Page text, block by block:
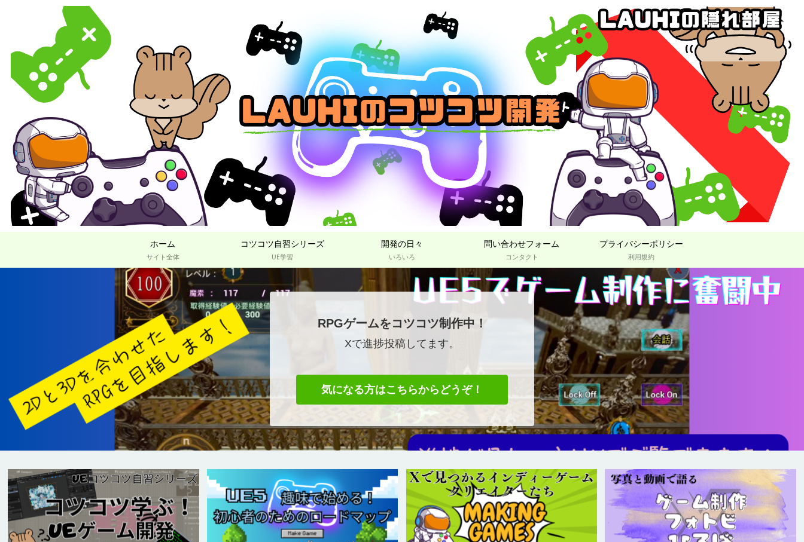
ホーム
サイト全体
コツコツ自習シリーズ
UE学習
開発の日々
いろいろ
問い合わせフォーム
コンタクト
プライバシーポリシー
利用規約
RPGゲームをコツコツ制作中！
Xで進捗投稿してます。
気になる方はこちらからどうぞ！